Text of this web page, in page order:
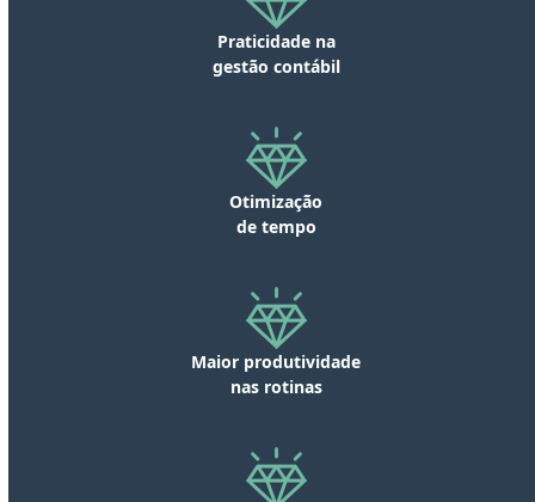
Sou grata por tê-los encontrado.”
precisa para ficar em dia e ter
sucesso.”
Praticidade na
gestão contábil
Otimização
de tempo
Maior produtividade
nas rotinas